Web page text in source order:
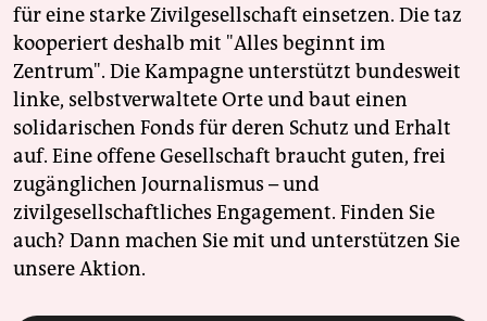
für eine starke Zivilgesellschaft einsetzen. Die taz
kooperiert deshalb mit "Alles beginnt im
Zentrum". Die Kampagne unterstützt bundesweit
linke, selbstverwaltete Orte und baut einen
solidarischen Fonds für deren Schutz und Erhalt
auf. Eine offene Gesellschaft braucht guten, frei
zugänglichen Journalismus – und
zivilgesellschaftliches Engagement. Finden Sie
auch? Dann machen Sie mit und unterstützen Sie
unsere Aktion.